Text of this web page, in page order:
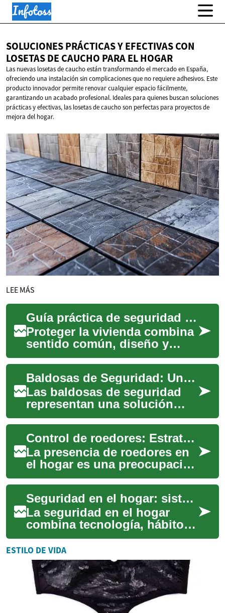
SOLUCIONES PRÁCTICAS Y EFECTIVAS CON
LOSETAS DE CAUCHO PARAEL HOGAR
Las nuevas losetas de caucho están transformando el mercado en España,
ofreciendo una instalación sin complicaciones que no requiere adhesivos. Este
producto innovador permite renovar cualquier espacio fácilmente,
garantizando un acabado profesional. Ideales para quienes buscan soluciones
prácticas y efectivas, las losetas de caucho son perfectas para proyectos de
mejora del hogar.
LEE MÁS
Guía práctica de seguridad del hogar y sistemas modernos
Proteger la vivienda combina
sentido común, diseño y
herramientas tecnológicas.
La seguridad del hogar no
solo reduce...
Baldosas de Seguridad: Una Guía Completa sobre Losetas de Goma para la Cocina
Las baldosas de seguridad
representan una solución
innovadora y práctica para
mejorar la seguridad en
espacios propen...
Control de roedores: Estrategias efectivas para su hogar
La presencia de roedores en
el hogar es una preocupación
común que puede generar
estrés y problemas
significativos. E...
Seguridad en el hogar: sistemas digitales y prácticas útiles
La seguridad en el hogar
combina tecnología, hábitos
y diseño para reducir riesgos
y aumentar la sensación de
protecc...
ESTILO DE VIDA